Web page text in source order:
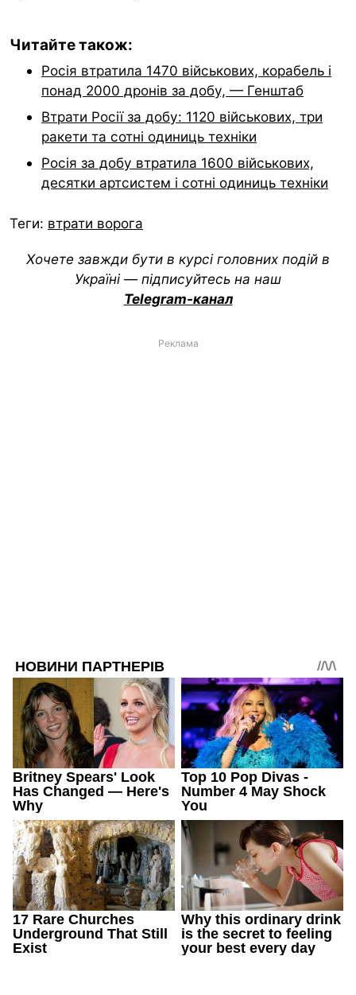
Читайте також:
Росія втратила 1470 військових, корабель і
понад 2000 дронів за добу, — Генштаб
Втрати Росії за добу: 1120 військових, три
ракети та сотні одиниць техніки
Росія за добу втратила 1600 військових,
десятки артсистем і сотні одиниць техніки
Теги: втрати ворога
Хочете завжди бути в курсі головних подій в
Україні — підписуйтесь на наш
Telegram-канал
Реклама